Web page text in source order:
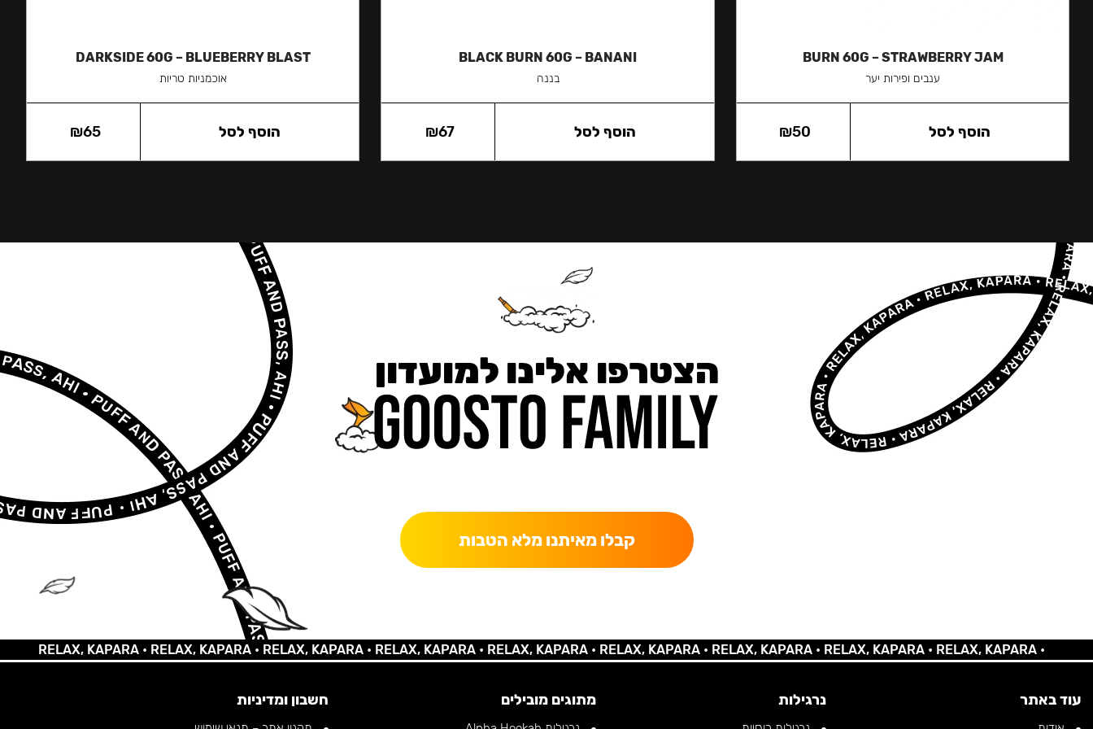
BURN 60G – STRAWBERRY JAM
ענבים ופירות יער
₪50 הוסף לסל
BLACK BURN 60G – BANANI
בננה
₪67 הוסף לסל
DARKSIDE 60G – BLUEBERRY BLAST
אוכמניות טריות
₪65 הוסף לסל
הצטרפו אלינו למועדון
קבלו מאיתנו מלא הטבות
RELAX, KAPARA •RELAX, KAPARA •RELAX, KAPARA •RELAX, KAPARA •RELAX, KAPARA •RELAX, KAPARA •RELAX, KAPARA •RELAX, KAPARA •RELAX, KAPARA •
עוד באתר נרגילות מתוגים מובילים חשבון ומדיניות